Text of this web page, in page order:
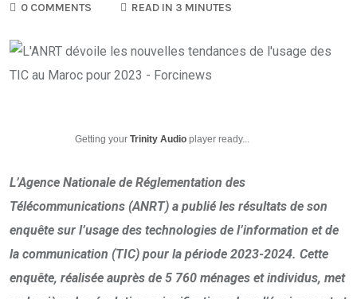
0 COMMENTS
READ IN 3 MINUTES
Getting your Trinity Audio player ready...
L’Agence Nationale de Réglementation des
Télécommunications (ANRT) a publié les résultats de son
enquête sur l’usage des technologies de l’information et de
la communication (TIC) pour la période 2023-2024. Cette
enquête, réalisée auprès de 5 760 ménages et individus, met